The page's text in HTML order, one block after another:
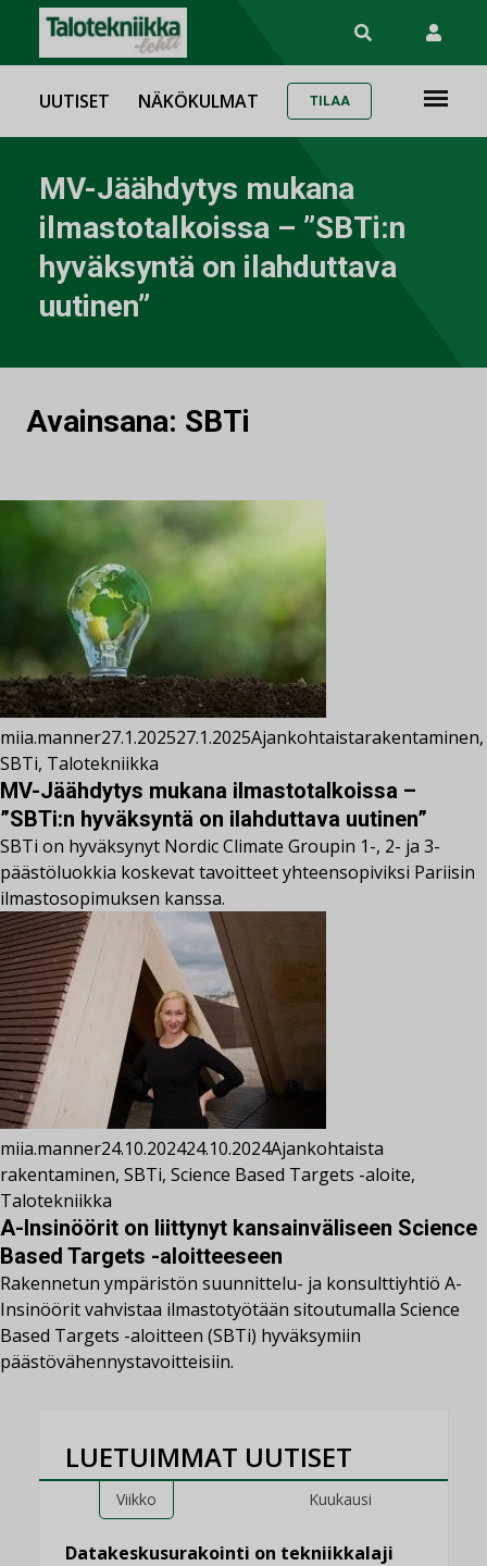
UUTISET NÄKÖKULMAT TILAA
MV-Jäähdytys mukana
ilmastotalkoissa – ”SBTi:n
hyväksyntä on ilahduttava
uutinen”
Avainsana: SBTi
miia.manner27.1.202527.1.2025Ajankohtaistarakentaminen,
SBTi, Talotekniikka
MV-Jäähdytys mukana ilmastotalkoissa –
”SBTi:n hyväksyntä on ilahduttava uutinen”
SBTi on hyväksynyt Nordic Climate Groupin 1-, 2- ja 3-
päästöluokkia koskevat tavoitteet yhteensopiviksi Pariisin
ilmastosopimuksen kanssa.
miia.manner24.10.202424.10.2024Ajankohtaista
rakentaminen, SBTi, Science Based Targets -aloite,
Talotekniikka
A-Insinöörit on liittynyt kansainväliseen Science
Based Targets -aloitteeseen
Rakennetun ympäristön suunnittelu- ja konsulttiyhtiö A-
Insinöörit vahvistaa ilmastotyötään sitoutumalla Science
Based Targets -aloitteen (SBTi) hyväksymiin
päästövähennystavoitteisiin.
LUETUIMMAT UUTISET
Viikko Kuukausi
Datakeskusurakointi on tekniikkalaji